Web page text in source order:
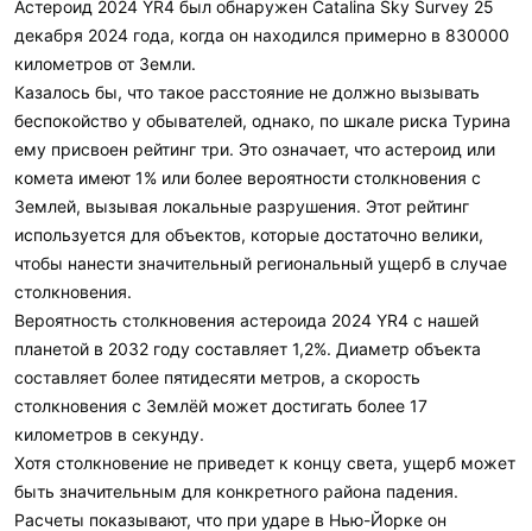
Астероид 2024 YR4 был обнаружен Catalina Sky Survey 25
декабря 2024 года, когда он находился примерно в 830000
километров от Земли.
Казалось бы, что такое расстояние не должно вызывать
беспокойство у обывателей, однако, по шкале риска Турина
ему присвоен рейтинг три. Это означает, что астероид или
комета имеют 1% или более вероятности столкновения с
Землей, вызывая локальные разрушения. Этот рейтинг
используется для объектов, которые достаточно велики,
чтобы нанести значительный региональный ущерб в случае
столкновения.
Вероятность столкновения астероида 2024 YR4 с нашей
планетой в 2032 году составляет 1,2%. Диаметр объекта
составляет более пятидесяти метров, а скорость
столкновения с Землёй может достигать более 17
километров в секунду.
Хотя столкновение не приведет к концу света, ущерб может
быть значительным для конкретного района падения.
Расчеты показывают, что при ударе в Нью-Йорке он